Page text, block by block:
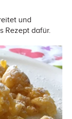
und
Rezept dafür.